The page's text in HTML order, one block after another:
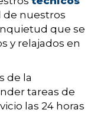
de nuestros
que se
y relajados en
de la
tareas de
las 24 horas